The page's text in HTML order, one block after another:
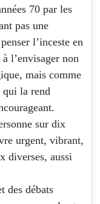
70 par les
pas une
l’inceste en
l’envisager non
mais comme
qui la rend
sur dix
urgent, vibrant,
diverses, aussi
des débats